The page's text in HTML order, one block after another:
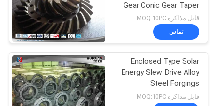
Alloy Steel Forgings
22
Gear Conic Gear Taper
Gear Turning Gear
قابل مذاکره MOQ:10PC
تماس
Enclosed Type Solar
Energy Slew Drive Alloy
Steel Forgings
ISO9001：2008 BV
قابل مذاکره MOQ:10PC